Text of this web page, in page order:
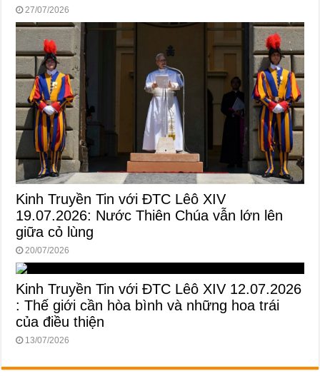
27/07/2026
Kinh Truyền Tin với ĐTC Lêô XIV
19.07.2026: Nước Thiên Chúa vẫn lớn lên
giữa cỏ lùng
20/07/2026
Kinh Truyền Tin với ĐTC Lêô XIV 12.07.2026
: Thế giới cần hòa bình và những hoa trái
của điều thiện
13/07/2026